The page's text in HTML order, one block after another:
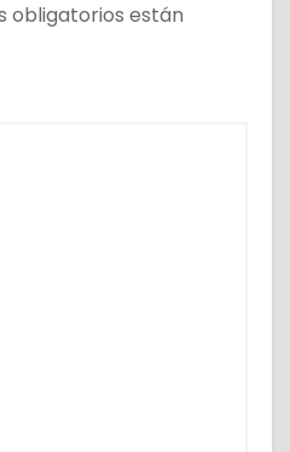
obligatorios están